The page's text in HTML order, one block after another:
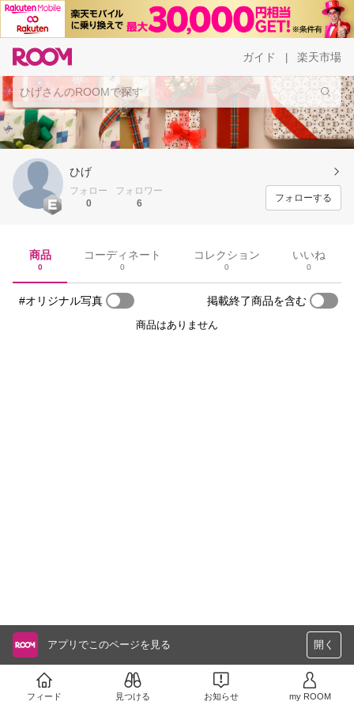
ガイド 楽天市場
ひげ
フォロー
0
フォロワー
6
フォローする
商品
0
コーディネート
0
コレクション
0
いいね
0
#オリジナル写真 掲載終了商品を含む
商品はありません
アプリでこのページを見る 開く
フィード 見つける お知らせ my ROOM